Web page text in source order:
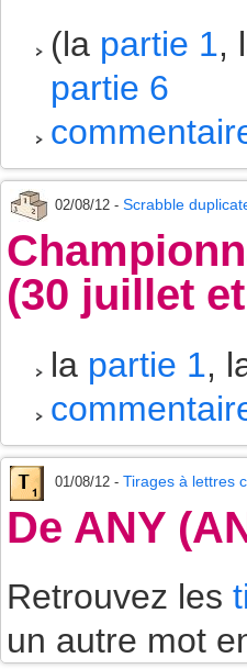
(la partie 1,
partie 6
02/08/12 - Scrabble
(30 juillet
la partie 1,
01/08/12 - Tirages à lettres
De ANY
Retrouvez les
un autre mot